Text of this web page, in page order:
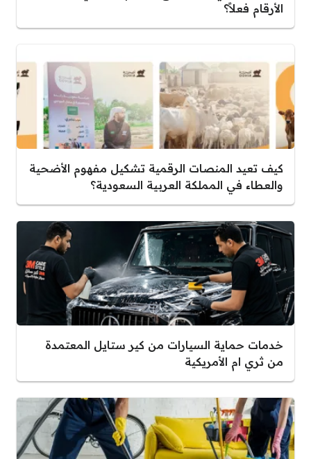
الأرقام فعلاً؟
كيف تعيد المنصات الرقمية تشكيل مفهوم الأضحية
والعطاء في المملكة العربية السعودية؟
خدمات حماية السيارات من كير ستايل المعتمدة
من ثري ام الأمريكية